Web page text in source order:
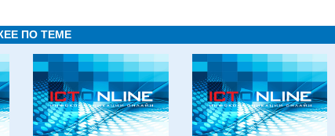
ПО ТЕМЕ